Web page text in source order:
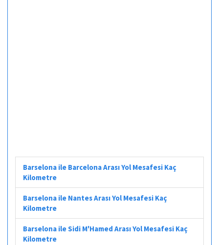
Barselona ile Barcelona Arası Yol Mesafesi Kaç
Kilometre
Barselona ile Nantes Arası Yol Mesafesi Kaç
Kilometre
Barselona ile Sidi M'Hamed Arası Yol Mesafesi Kaç
Kilometre